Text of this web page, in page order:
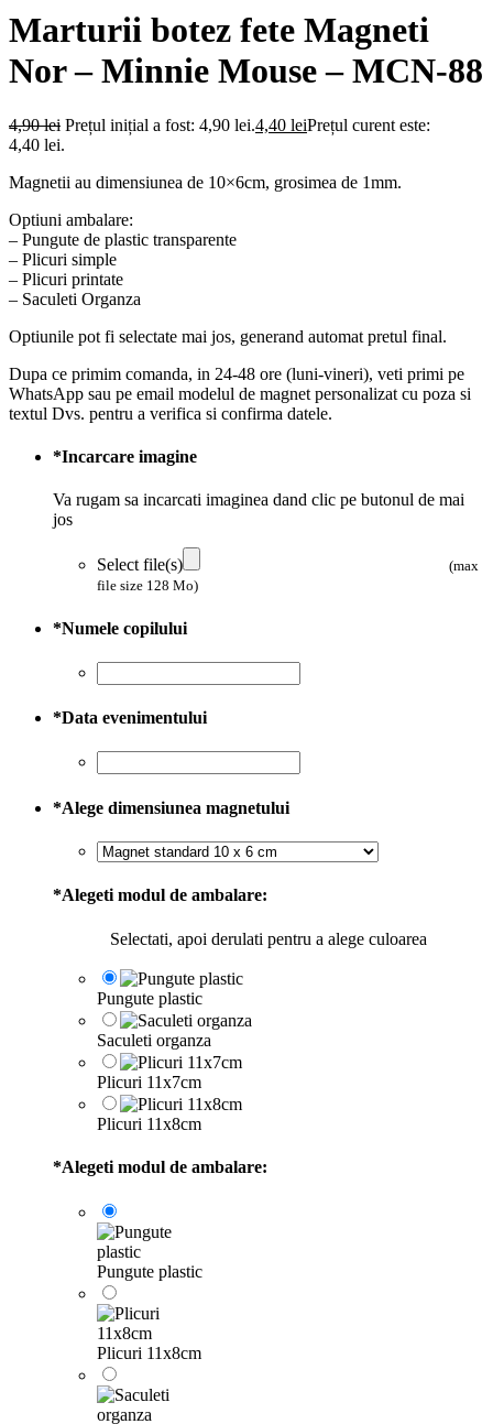
Marturii botez fete Magneti
Nor – Minnie Mouse – MCN-88
4,90lei Prețul inițial a fost: 4,90 lei.4,40 leiPrețul curent este:
4,40 lei.
Magnetii au dimensiunea de 10×6cm, grosimea de 1mm.
Optiuni ambalare:
– Pungute de plastic transparente
– Plicuri simple
– Plicuri printate
– Saculeti Organza
Optiunile pot fi selectate mai jos, generand automat pretul final.
Dupa ce primim comanda, in 24-48 ore (luni-vineri), veti primi pe
WhatsApp sau pe email modelul de magnet personalizat cu poza si
textul Dvs. pentru a verifica si confirma datele.
*Incarcare imagine
Va rugam sa incarcati imaginea dand clic pe butonul de mai
jos
Select file(s)
(max
file size 128 Mo)
*Numele copilului
*Data evenimentului
*Alege dimensiunea magnetului
*Alegeti modul de ambalare:
Selectati, apoi derulati pentru a alege culoarea
Pungute plastic
Saculeti organza
Plicuri 11x7cm
Plicuri 11x8cm
*Alegeti modul de ambalare:
Pungute plastic
Plicuri 11x8cm